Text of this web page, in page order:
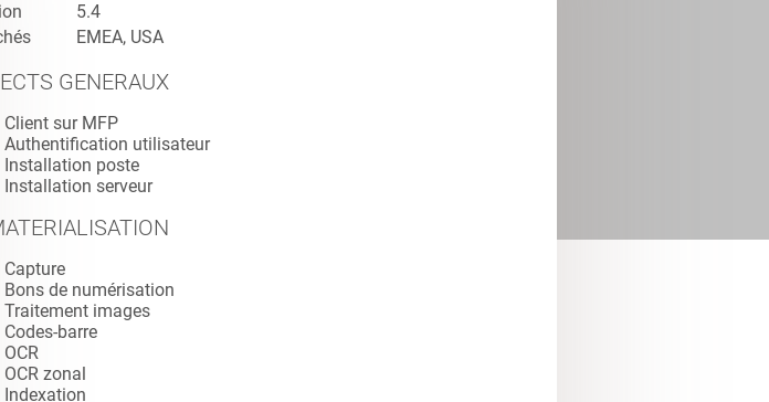
5.4
EMEA, USA
GENERAUX
Client sur MFP
Authentification utilisateur
Installation poste
Installation serveur
Capture
Bons de numérisation
Traitement images
Codes-barre
OCR
OCR zonal
Indexation